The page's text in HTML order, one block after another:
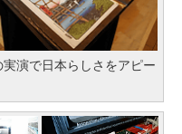
演で日本らしさをアピー